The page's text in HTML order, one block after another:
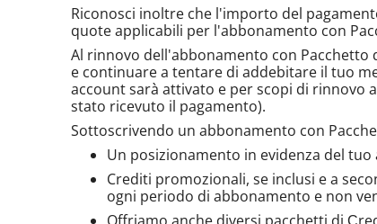
Riconosci inoltre che l'importo del
quote applicabili per l'abbonamento con
Al rinnovo dell'abbonamento con
e continuare a tentare di addebitare il tuo
account sarà attivato e per scopi di rinnovo
stato ricevuto il pagamento).
Sottoscrivendo un abbonamento con
Un posizionamento in evidenza del
Crediti promozionali, se inclusi e a
ogni periodo di abbonamento e non